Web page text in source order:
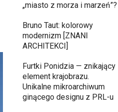
„miasto z morza i marzeń”?
Bruno Taut: kolorowy
modernizm [ZNANI
ARCHITEKCI]
Furtki Ponidzia — znikający
element krajobrazu.
Unikalne mikroarchiwum
ginącego designu z PRL-u